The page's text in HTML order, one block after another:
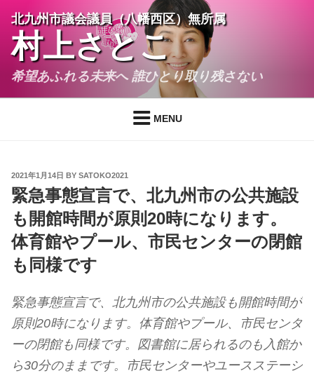
content
北九州市議会議員（八幡西区）無所属
村上さとこ
希望あふれる未来へ 誰ひとり取り残さない
MENU
POSTED
ON
2021年1月14日 BY SATOKO2021
緊急事態宣言で、北九州市の公共施設
も開館時間が原則20時になります。
体育館やプール、市民センターの閉館
も同様です
緊急事態宣言で、北九州市の公共施設も開館時間が
原則20時になります。体育館やプール、市民センタ
ーの閉館も同様です。図書館に居られるのも入館か
ら30分のままです。市民センターやユースステーシ